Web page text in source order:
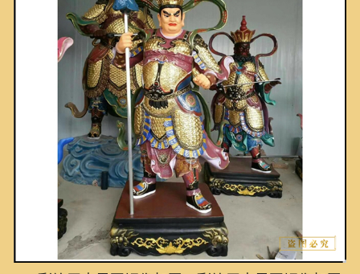
常识问答
新闻资讯
荣誉资质
泥塑鉴赏
联系我们